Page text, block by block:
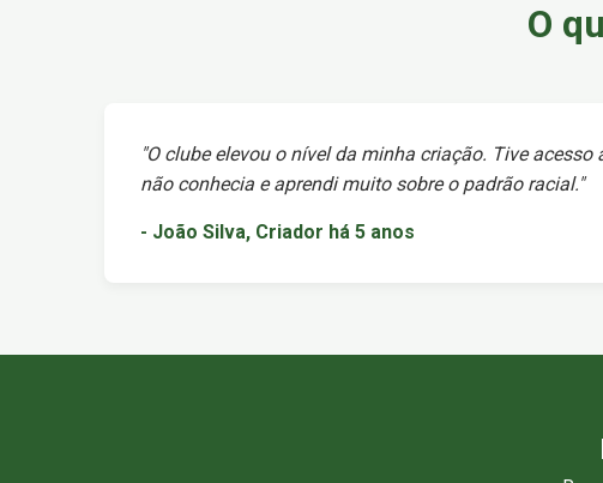
O
"O clube elevou o nível da minha criação. Tive acesso
não conhecia e aprendi muito sobre o padrão racial."
- João Silva, Criador há 5 anos